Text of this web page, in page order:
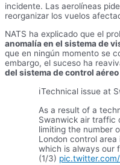
incidente. Las aerolíneas
reorganizar los vuelos
NATS ha explicado que el
anomalía en el sistema de
que en ningún momento se
embargo, el suceso ha
del sistema de control
ℹ️Technical issue at
As a result of a
Swanwick air traffic
limiting the number
London control
which is always our
(1/3)